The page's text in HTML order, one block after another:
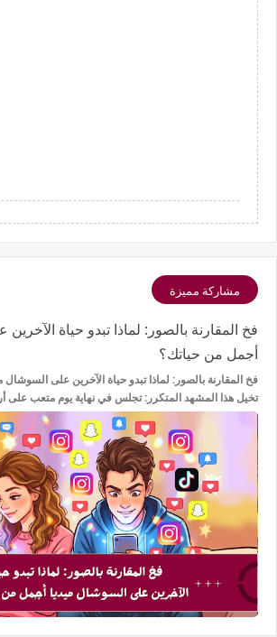
مشاركة مميزة
فخ المقارنة بالصور: لماذا تبدو حياة
أجمل من حياتك؟
فخ المقارنة بالصور: لماذا تبدو حياة الآخرين على
تخيل هذا المشهد المتكرر: تجلس في نهاية يوم متعب على